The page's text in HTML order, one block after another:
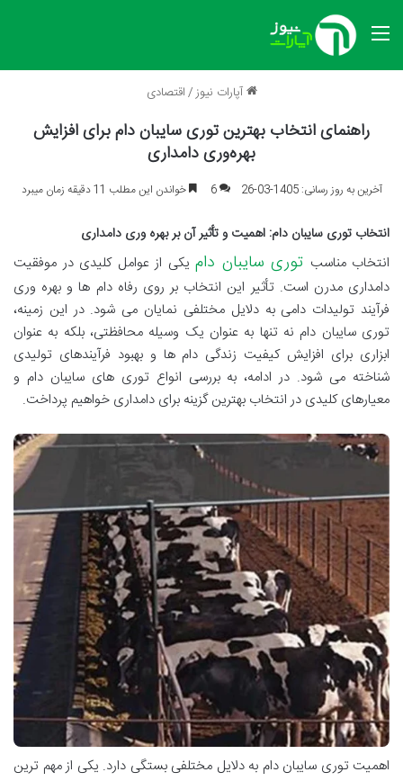
منو
آپارات نیوز/اقتصادی
راهنمای انتخاب بهترین توری سایبان دام برای افزایش
بهره‌وری دامداری
آخرین به روز رسانی: 1405-03-26 6 خواندن این مطلب 11 دقیقه زمان میبرد
انتخاب توری سایبان دام: اهمیت و تأثیر آن بر بهره وری دامداری
انتخاب مناسب توری سایبان دام یکی از عوامل کلیدی در موفقیت
دامداری مدرن است. تأثیر این انتخاب بر روی رفاه دام ها و بهره وری
فرآیند تولیدات دامی به دلایل مختلفی نمایان می شود. در این زمینه،
توری سایبان دام نه تنها به عنوان یک وسیله محافظتی، بلکه به عنوان
ابزاری برای افزایش کیفیت زندگی دام ها و بهبود فرآیندهای تولیدی
شناخته می شود. در ادامه، به بررسی انواع توری های سایبان دام و
معیارهای کلیدی در انتخاب بهترین گزینه برای دامداری خواهیم پرداخت.
اهمیت توری سایبان دام به دلایل مختلفی بستگی دارد. یکی از مهم ترین